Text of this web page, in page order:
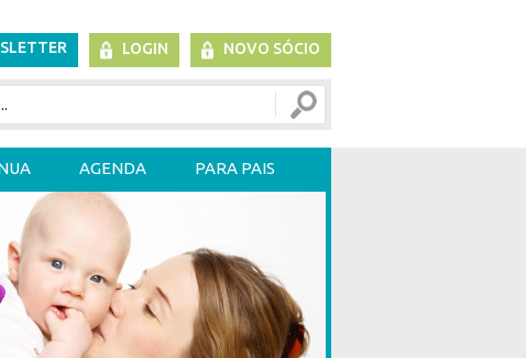
LOGIN NOVO SÓCIO
AGENDA PARA PAIS